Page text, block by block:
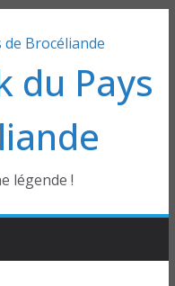
du Pays
légende !